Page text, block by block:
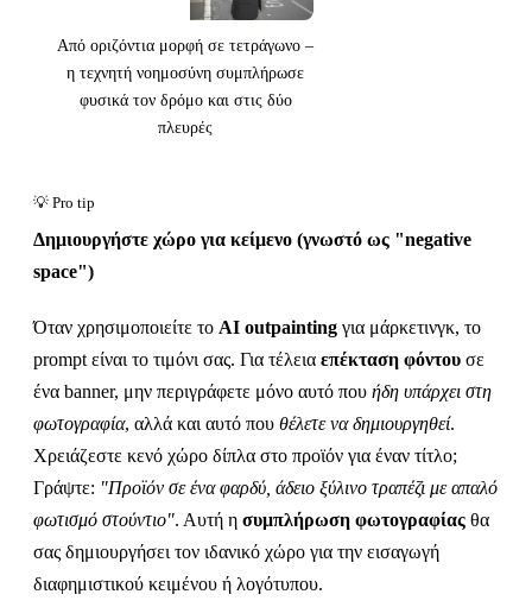
Από οριζόντια μορφή σε τετράγωνο –
η τεχνητή νοημοσύνη συμπλήρωσε
φυσικά τον δρόμο και στις δύο
πλευρές
Δημιουργήστε χώρο για κείμενο (γνωστό ως "negative
space")
Όταν χρησιμοποιείτε το AI outpainting για μάρκετινγκ, το
prompt είναι το τιμόνι σας. Για τέλεια επέκταση φόντου σε
ένα banner, μην περιγράφετε μόνο αυτό που ήδη υπάρχει στη
φωτογραφία, αλλά και αυτό που θέλετε να δημιουργηθεί.
Χρειάζεστε κενό χώρο δίπλα στο προϊόν για έναν τίτλο;
Γράψτε: "Προϊόν σε ένα φαρδύ, άδειο ξύλινο τραπέζι με απαλό
φωτισμό στούντιο". Αυτή η συμπλήρωση φωτογραφίας θα
σας δημιουργήσει τον ιδανικό χώρο για την εισαγωγή
διαφημιστικού κειμένου ή λογότυπου.